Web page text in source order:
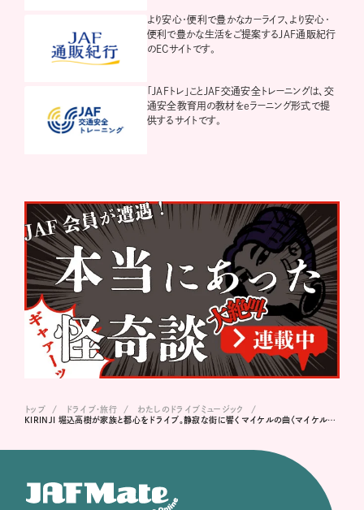
より安心・便利で豊かなカーライフ、より安心・
便利で豊かな生活をご提案するJAF通販紀行
のECサイトです。
「JAFトレ」ことJAF交通安全トレーニングは、交
通安全教育用の教材をeラーニング形式で提
供するサイトです。
トップ ドライブ･旅行
わたしのドライブミュージック
KIRINJI 堀込高樹が家族と都心をドライブ。静寂な街に響くマイケルの曲〈マイケル・ジャクソン / ロック・ウィズ・ユー〉